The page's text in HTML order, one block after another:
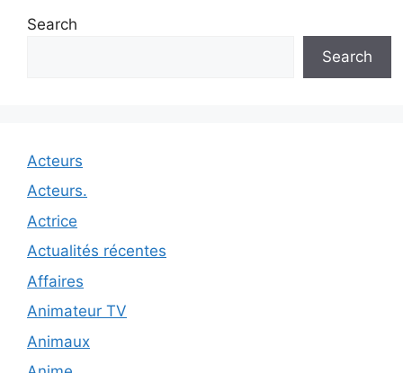
Search
Search
Acteurs
Acteurs.
Actrice
Actualités récentes
Affaires
Animateur TV
Animaux